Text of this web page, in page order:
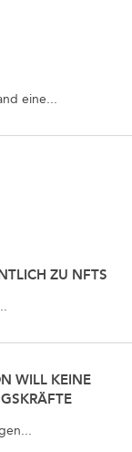
eine...
ZU NFTS
WILL KEINE